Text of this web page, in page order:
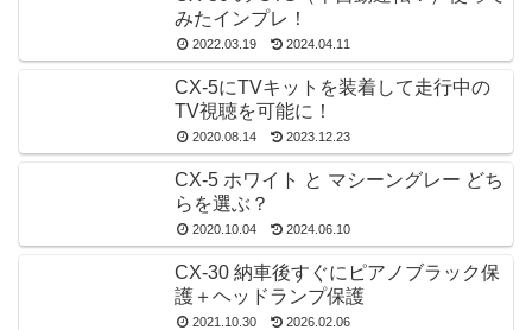
みたインプレ！
2022.03.19 2024.04.11
CX-5にTVキットを装着して走行中の
TV視聴を可能に！
2020.08.14 2023.12.23
CX-5 ホワイト と マシーングレー どち
らを選ぶ？
2020.10.04 2024.06.10
CX-30 納車後すぐにピアノブラック保
護＋ヘッドランプ保護
2021.10.30 2026.02.06